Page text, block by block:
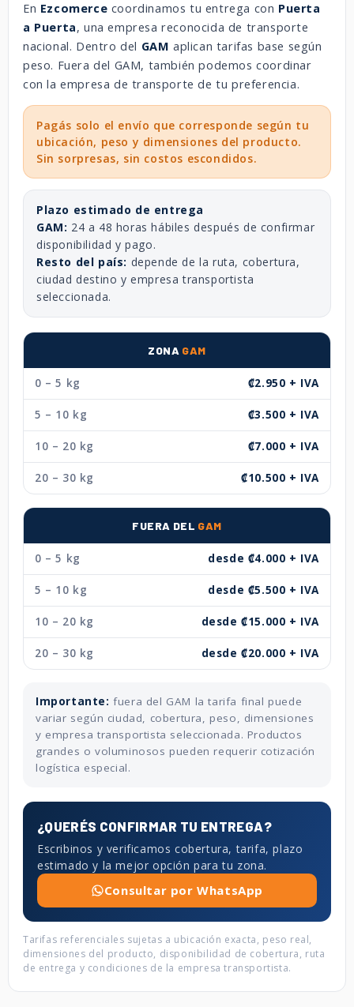
En Ezcomerce coordinamos tu entrega con Puerta
a Puerta, una empresa reconocida de transporte
nacional. Dentro del GAM aplican tarifas base según
peso. Fuera del GAM, también podemos coordinar
con la empresa de transporte de tu preferencia.
Pagás solo el envío que corresponde según tu
ubicación, peso y dimensiones del producto.
Sin sorpresas, sin costos escondidos.
Plazo estimado de entrega
GAM: 24 a 48 horas hábiles después de confirmar
disponibilidad y pago.
Resto del país: depende de la ruta, cobertura,
ciudad destino y empresa transportista
seleccionada.
ZONA GAM
0 – 5 kg ₡2.950 + IVA
5 – 10 kg ₡3.500 + IVA
10 – 20 kg ₡7.000 + IVA
20 – 30 kg ₡10.500 + IVA
FUERA DEL GAM
0 – 5 kg desde ₡4.000 + IVA
5 – 10 kg desde ₡5.500 + IVA
10 – 20 kg desde ₡15.000 + IVA
20 – 30 kg desde ₡20.000 + IVA
Importante: fuera del GAM la tarifa final puede
variar según ciudad, cobertura, peso, dimensiones
y empresa transportista seleccionada. Productos
grandes o voluminosos pueden requerir cotización
logística especial.
¿QUERÉS CONFIRMAR TU ENTREGA?
Escribinos y verificamos cobertura, tarifa, plazo
estimado y la mejor opción para tu zona.
Consultar por WhatsApp
Tarifas referenciales sujetas a ubicación exacta, peso real,
dimensiones del producto, disponibilidad de cobertura, ruta
de entrega y condiciones de la empresa transportista.